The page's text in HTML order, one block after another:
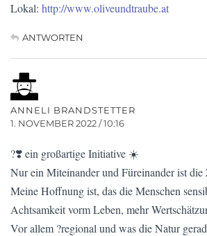
Lokal: http://www.oliveundtraube.at
ANTWORTEN
ANNELI BRANDSTETTER
1. NOVEMBER 2022 / 10:16
?❣️ ein großartige Initiative ☀️
Nur ein Miteinander und Füreinander ist
Meine Hoffnung ist, das die Menschen
Achtsamkeit vorm Leben, mehr
Vor allem ?regional und was die Natur